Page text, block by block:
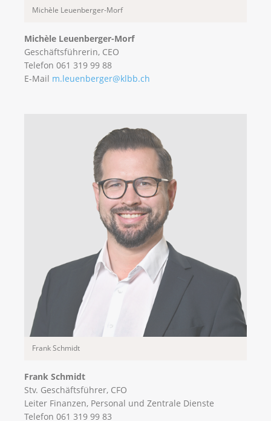
Michèle Leuenberger-Morf
Michèle Leuenberger-Morf
Geschäftsführerin, CEO
Telefon 061 319 99 88
E-Mail m.leuenberger@klbb.ch
Frank Schmidt
Frank Schmidt
Stv. Geschäftsführer, CFO
Leiter Finanzen, Personal und Zentrale Dienste
Telefon 061 319 99 83